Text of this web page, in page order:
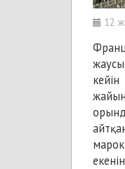
12